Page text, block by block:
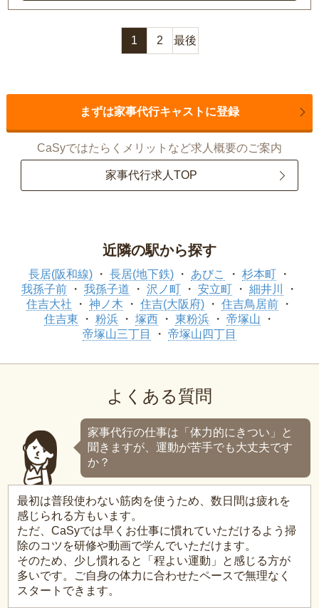
1 2 最後
まずは家事代行キャストに登録
CaSyではたらくメリットなど求人概要のご案内
家事代行求人TOP
近隣の駅から探す
長居(阪和線) 長居(地下鉄) あびこ
杉本町
我孫子前
我孫子道 沢ノ町 安立町
細井川
住吉大社
神ノ木 住吉(大阪府)
住吉鳥居前
住吉東
粉浜 塚西 東粉浜
帝塚山
帝塚山三丁目
帝塚山四丁目
よくある質問
家事代行の仕事は「体力的にきつい」と
聞きますが、運動が苦手でも大丈夫です
か？
最初は普段使わない筋肉を使うため、数日間は疲れを
感じられる方もいます。
ただ、CaSyでは早くお仕事に慣れていただけるよう掃
除のコツを研修や動画で学んでいただけます。
そのため、少し慣れると「程よい運動」と感じる方が
多いです。ご自身の体力に合わせたペースで無理なく
スタートできます。